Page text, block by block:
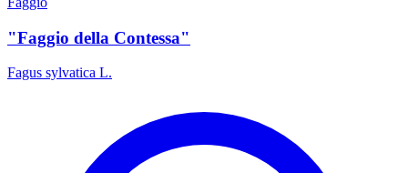
"Faggio della Contessa"
Fagus sylvatica L.